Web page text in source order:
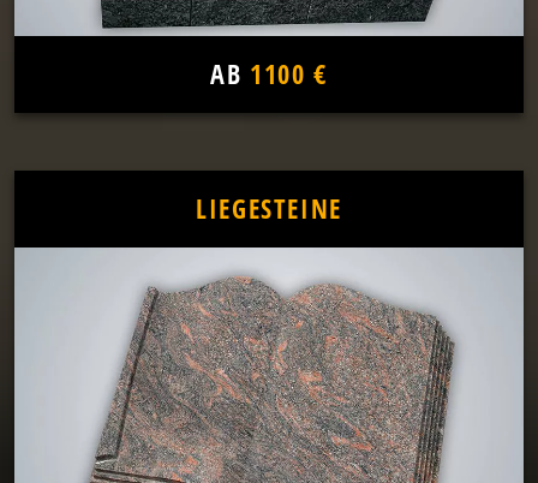
AB 1100 €
LIEGESTEINE